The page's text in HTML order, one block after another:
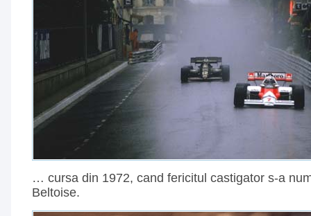
… cursa din 1972, cand fericitul castigator s-a
Beltoise.